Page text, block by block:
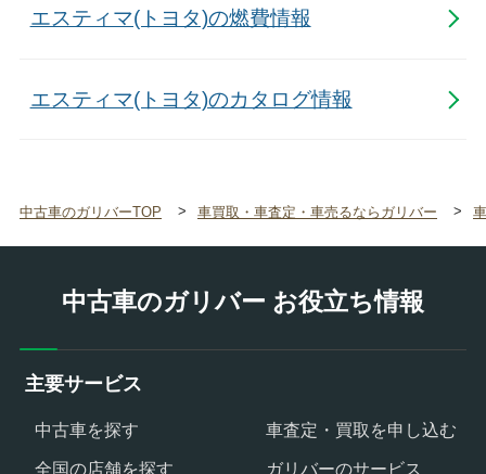
エスティマ(トヨタ)の燃費情報
エスティマ(トヨタ)のカタログ情報
中古車のガリバーTOP 車買取・車査定・車売るならガリバー
中古車のガリバー お役立ち情報
主要サービス
中古車を探す
車査定・買取を申し込む
全国の店舗を探す
ガリバーのサービス